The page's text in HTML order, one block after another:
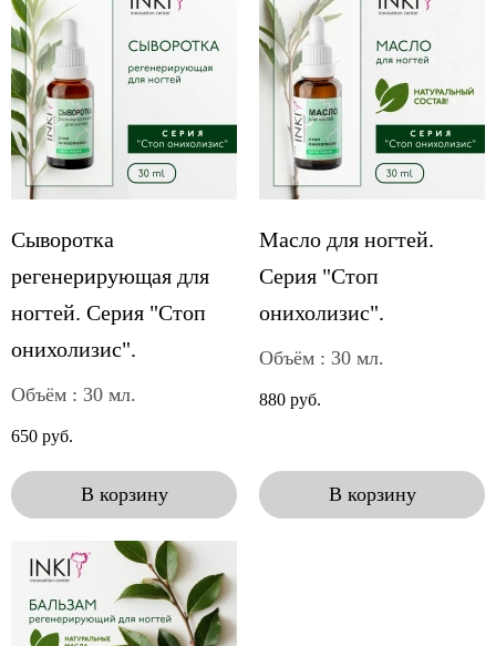
Сыворотка
регенерирующая для
ногтей. Серия "Стоп
онихолизис".
Объём : 30 мл.
650 руб.
В корзину
Масло для ногтей.
Серия "Стоп
онихолизис".
Объём : 30 мл.
880 руб.
В корзину